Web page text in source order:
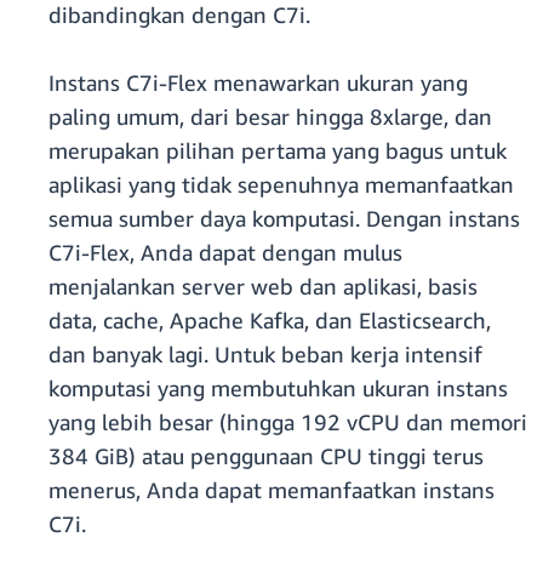
dibandingkan dengan C7i.
Instans C7i-Flex menawarkan ukuran yang
paling umum, dari besar hingga 8xlarge, dan
merupakan pilihan pertama yang bagus untuk
aplikasi yang tidak sepenuhnya memanfaatkan
semua sumber daya komputasi. Dengan instans
C7i-Flex, Anda dapat dengan mulus
menjalankan server web dan aplikasi, basis
data, cache, Apache Kafka, dan Elasticsearch,
dan banyak lagi. Untuk beban kerja intensif
komputasi yang membutuhkan ukuran instans
yang lebih besar (hingga 192 vCPU dan memori
384 GiB) atau penggunaan CPU tinggi terus
menerus, Anda dapat memanfaatkan instans
C7i.